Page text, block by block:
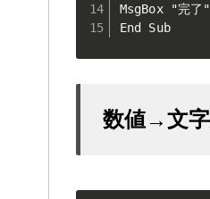
MsgBox "完了"
End Sub
数値→文